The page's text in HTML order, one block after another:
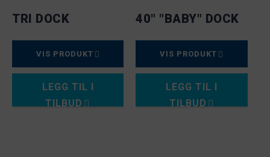
TRI DOCK
VIS PRODUKT
LEGG TIL I
TILBUD
40" "BABY" DOCK
VIS PRODUKT
LEGG TIL I
TILBUD